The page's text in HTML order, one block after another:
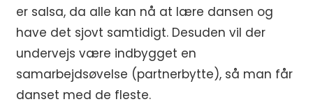
er salsa, da alle kan nå at lære dansen og
have det sjovt samtidigt. Desuden vil der
undervejs være indbygget en
samarbejdsøvelse (partnerbytte), så man får
danset med de fleste.